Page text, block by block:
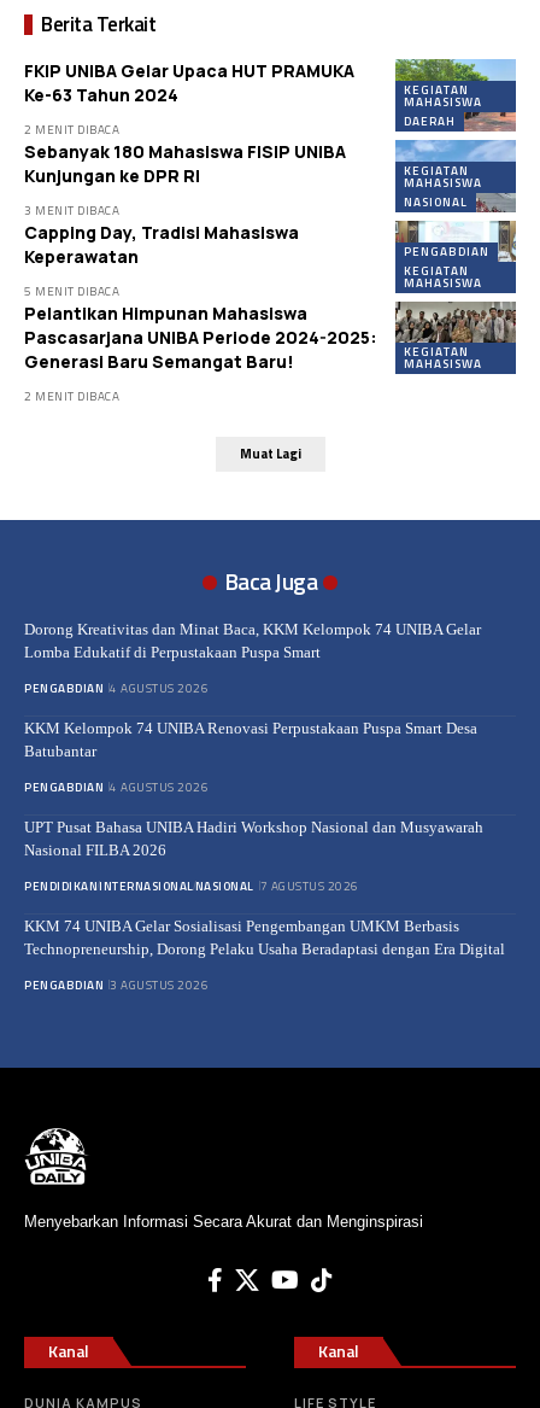
Berita Terkait
KEGIATAN
MAHASISWA
DAERAH
FKIP UNIBA Gelar Upaca HUT PRAMUKA
Ke-63 Tahun 2024
2 MENIT DIBACA
KEGIATAN
MAHASISWA
NASIONAL
Sebanyak 180 Mahasiswa FISIP UNIBA
Kunjungan ke DPR RI
3 MENIT DIBACA
PENGABDIAN
KEGIATAN
MAHASISWA
Capping Day, Tradisi Mahasiswa
Keperawatan
5 MENIT DIBACA
KEGIATAN
MAHASISWA
Pelantikan Himpunan Mahasiswa
Pascasarjana UNIBA Periode 2024-2025:
Generasi Baru Semangat Baru!
2 MENIT DIBACA
Muat Lagi
Baca Juga
Dorong Kreativitas dan Minat Baca, KKM Kelompok 74 UNIBA Gelar
Lomba Edukatif di Perpustakaan Puspa Smart
PENGABDIAN 4 AGUSTUS 2026
KKM Kelompok 74 UNIBA Renovasi Perpustakaan Puspa Smart Desa
Batubantar
PENGABDIAN 4 AGUSTUS 2026
UPT Pusat Bahasa UNIBA Hadiri Workshop Nasional dan Musyawarah
Nasional FILBA 2026
PENDIDIKANINTERNASIONALNASIONAL 7 AGUSTUS 2026
KKM 74 UNIBA Gelar Sosialisasi Pengembangan UMKM Berbasis
Technopreneurship, Dorong Pelaku Usaha Beradaptasi dengan Era Digital
PENGABDIAN 3 AGUSTUS 2026
Menyebarkan Informasi Secara Akurat dan Menginspirasi
Kanal
DUNIA KAMPUS
Kanal
LIFE STYLE